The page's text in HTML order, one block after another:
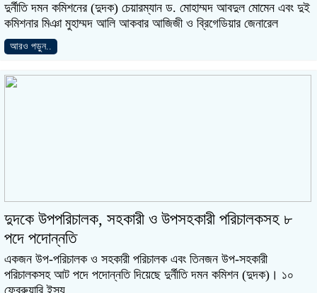
দুর্নীতি দমন কমিশনের (দুদক) চেয়ারম্যান ড. মোহাম্মদ আবদুল মোমেন এবং দুই
কমিশনার মিঞা মুহাম্মদ আলি আকবার আজিজী ও ব্রিগেডিয়ার জেনারেল
আরও পড়ুন..
দুদকে উপপরিচালক, সহকারী ও উপসহকারী পরিচালকসহ ৮
পদে পদোন্নতি
একজন উপ-পরিচালক ও সহকারী পরিচালক এবং তিনজন উপ-সহকারী
পরিচালকসহ আট পদে পদোন্নতি দিয়েছে দুর্নীতি দমন কমিশন (দুদক)। ১০
ফেব্রুয়ারি ইস্যু